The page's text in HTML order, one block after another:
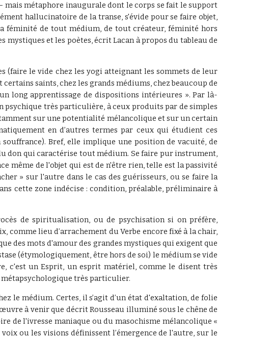
mais métaphore inaugurale dont le corps se fait le support
hallucinatoire de la transe, s'évide pour se faire objet,
féminité de tout médium, de tout créateur, féminité hors
mystiques et les poètes, écrit Lacan à propos du tableau de
(faire le vide chez les yogi atteignant les sommets de leur
saints, chez les grands médiums, chez beaucoup de
long apprentissage de dispositions intérieures ». Par là-
psychique très particulière, à ceux produits par de simples
sur une potentialité mélancolique et sur un certain
en d’autres termes par ceux qui étudient ces
Bref, elle implique une position de vacuité, de
don qui caractérise tout médium. Se faire pur instrument,
même de l'objet qui est de n'être rien, telle est la passivité
» sur l'autre dans le cas des guérisseurs, ou se faire la
cette zone indécise : condition, préalable, préliminaire à
de spiritualisation, ou de psychisation si on préfère,
comme lieu d’arrachement du Verbe encore fixé à la chair,
des mots d'amour des grandes mystiques qui exigent que
(étymologiquement, être hors de soi) le médium se vide
c'est un Esprit, un esprit matériel, comme le disent très
très particulier.
le médium. Certes, il s’agit d’un état d'exaltation, de folie
à venir que décrit Rousseau illuminé sous le chêne de
de l'ivresse maniaque ou du masochisme mélancolique «
ou les visions définissent l’émergence de l'autre, sur le